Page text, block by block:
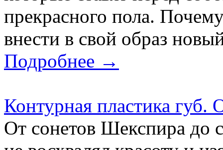
прекрасного пола.
внести в свой образ
Подробнее →
Контурная пластика губ.
От сонетов Шекспира до